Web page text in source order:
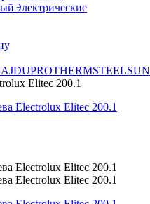
Электрические
PROTHERMSTEELSUN
Elitec 200.1